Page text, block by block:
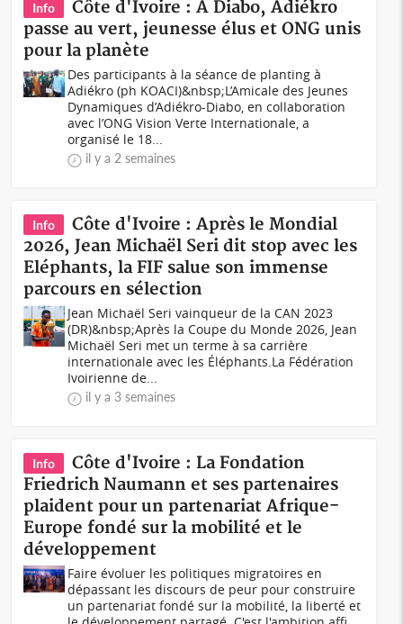
Info
Côte d'Ivoire : À Diabo, Adiékro
passe au vert, jeunesse élus et ONG unis
pour la planète
Des participants à la séance de planting à
Adiékro (ph KOACI)&nbsp;L’Amicale des Jeunes
Dynamiques d’Adiékro-Diabo, en collaboration
avec l’ONG Vision Verte Internationale, a
organisé le 18...
il y a 2 semaines
Info
Côte d'Ivoire : Après le Mondial
2026, Jean Michaël Seri dit stop avec les
Eléphants, la FIF salue son immense
parcours en sélection
Jean Michaël Seri vainqueur de la CAN 2023
(DR)&nbsp;Après la Coupe du Monde 2026, Jean
Michaël Seri met un terme à sa carrière
internationale avec les Éléphants.La Fédération
Ivoirienne de...
il y a 3 semaines
Info
Côte d'Ivoire : La Fondation
Friedrich Naumann et ses partenaires
plaident pour un partenariat Afrique-
Europe fondé sur la mobilité et le
développement
Faire évoluer les politiques migratoires en
dépassant les discours de peur pour construire
un partenariat fondé sur la mobilité, la liberté et